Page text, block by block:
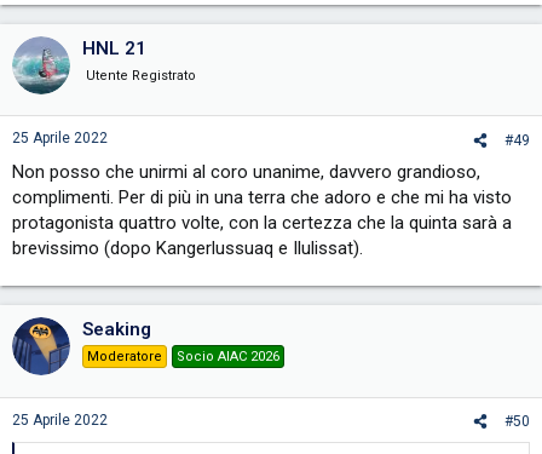
HNL 21
Utente Registrato
25 Aprile 2022 #49
Non posso che unirmi al coro unanime, davvero grandioso,
complimenti. Per di più in una terra che adoro e che mi ha visto
protagonista quattro volte, con la certezza che la quinta sarà a
brevissimo (dopo Kangerlussuaq e Ilulissat).
Seaking
Moderatore Socio AIAC 2026
25 Aprile 2022 #50